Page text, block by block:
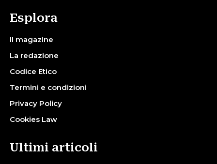
Esplora
Il magazine
La redazione
Codice Etico
Termini e condizioni
Privacy Policy
Cookies Law
Ultimi articoli